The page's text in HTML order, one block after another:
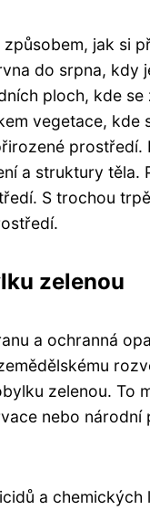
jak si
do srpna, kdy
ploch, kde se
vegetace, kde
a struktury těla.
S trochou
zelenou
a ochranná
zelenou. To
nebo
a